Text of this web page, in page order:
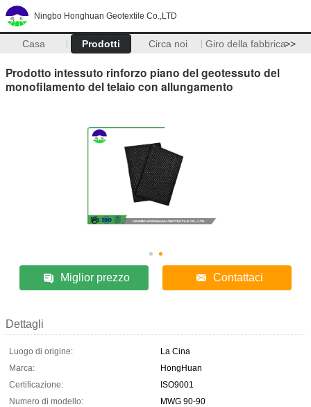
Ningbo Honghuan Geotextile Co.,LTD
Casa Prodotti Circa noi Giro della fabbrica>>
Prodotto intessuto rinforzo piano del geotessuto del
monofilamento del telaio con allungamento
Miglior prezzo Contattaci
Dettagli
Luogo di origine:
La Cina
Marca:
HongHuan
Certificazione:
ISO9001
Numero di modello:
MWG 90-90